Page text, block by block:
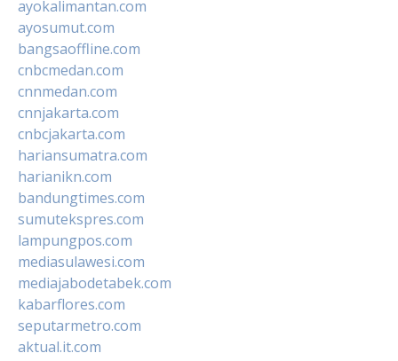
ayokalimantan.com
ayosumut.com
bangsaoffline.com
cnbcmedan.com
cnnmedan.com
cnnjakarta.com
cnbcjakarta.com
hariansumatra.com
harianikn.com
bandungtimes.com
sumutekspres.com
lampungpos.com
mediasulawesi.com
mediajabodetabek.com
kabarflores.com
seputarmetro.com
aktual.it.com